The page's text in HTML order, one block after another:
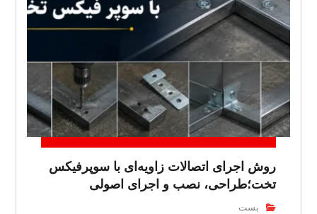
روش اجرای اتصالات زاویه‌ای با سوپرفیکس
تخت؛طراحی، نصب و اجرای اصولی
بست